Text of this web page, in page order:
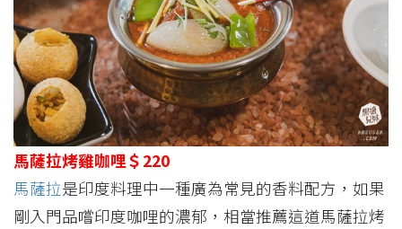
馬薩拉烤雞咖哩＄220
馬薩拉是印度料理中一種廣為常見的香料配方，如果
剛入門品嚐印度咖哩的濃郁，相當推薦這道馬薩拉烤